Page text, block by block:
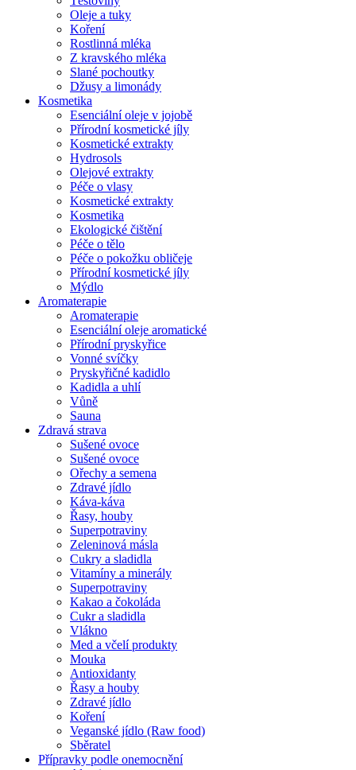
Oleje a tuky
Koření
Rostlinná mléka
Z kravského mléka
Slané pochoutky
Džusy a limonády
Kosmetika
Esenciální oleje v jojobě
Přírodní kosmetické jíly
Kosmetické extrakty
Hydrosols
Olejové extrakty
Péče o vlasy
Kosmetické extrakty
Kosmetika
Ekologické čištění
Péče o tělo
Péče o pokožku obličeje
Přírodní kosmetické jíly
Mýdlo
Aromaterapie
Aromaterapie
Esenciální oleje aromatické
Přírodní pryskyřice
Vonné svíčky
Pryskyřičné kadidlo
Kadidla a uhlí
Vůně
Sauna
Zdravá strava
Sušené ovoce
Sušené ovoce
Ořechy a semena
Zdravé jídlo
Káva-káva
Řasy, houby
Superpotraviny
Zeleninová másla
Cukry a sladidla
Vitamíny a minerály
Superpotraviny
Kakao a čokoláda
Cukr a sladidla
Vlákno
Med a včelí produkty
Mouka
Antioxidanty
Řasy a houby
Zdravé jídlo
Koření
Veganské jídlo (Raw food)
Sběratel
Přípravky podle onemocnění